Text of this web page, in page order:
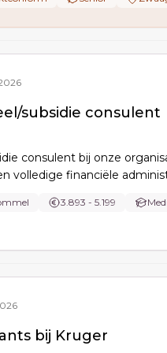
Technology, KPI’s en
subsidie consulent
consulent bij onze
volledige financiële
facturen en
en heldere
3.893 - 5.199
bij Kruger